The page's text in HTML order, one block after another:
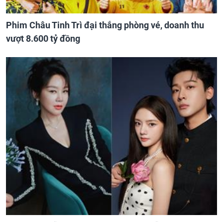
Phim Châu Tinh Trì đại thắng phòng vé, doanh thu
vượt 8.600 tỷ đồng